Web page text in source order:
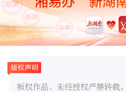
版权作品，未经授权严禁转载